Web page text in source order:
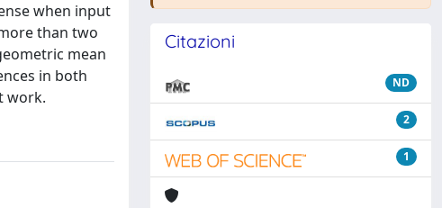
when input
than two
mean
in both
work.
Citazioni
ND
2
1